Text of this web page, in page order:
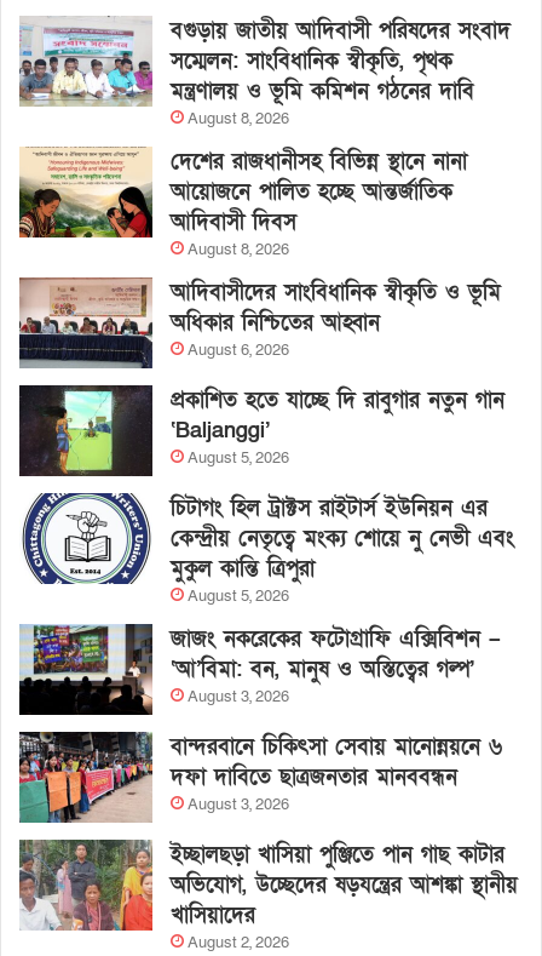
বগুড়ায় জাতীয় আদিবাসী পরিষদের সংবাদ
সম্মেলন: সাংবিধানিক স্বীকৃতি, পৃথক
মন্ত্রণালয় ও ভূমি কমিশন গঠনের দাবি
August 8, 2026
দেশের রাজধানীসহ বিভিন্ন স্থানে নানা
আয়োজনে পালিত হচ্ছে আন্তর্জাতিক
আদিবাসী দিবস
August 8, 2026
আদিবাসীদের সাংবিধানিক স্বীকৃতি ও ভূমি
অধিকার নিশ্চিতের আহ্বান
August 6, 2026
প্রকাশিত হতে যাচ্ছে দি রাবুগার নতুন গান
‘Baljanggi’
August 5, 2026
চিটাগং হিল ট্রাক্টস রাইটার্স ইউনিয়ন এর
কেন্দ্রীয় নেতৃত্বে মংক্য শোয়ে নু নেভী এবং
মুকুল কান্তি ত্রিপুরা
August 5, 2026
জাজং নকরেকের ফটোগ্রাফি এক্সিবিশন –
‘আ’বিমা: বন, মানুষ ও অস্তিত্বের গল্প’
August 3, 2026
বান্দরবানে চিকিৎসা সেবায় মানোন্নয়নে ৬
দফা দাবিতে ছাত্রজনতার মানববন্ধন
August 3, 2026
ইচ্ছালছড়া খাসিয়া পুঞ্জিতে পান গাছ কাটার
অভিযোগ, উচ্ছেদের ষড়যন্ত্রের আশঙ্কা স্থানীয়
খাসিয়াদের
August 2, 2026